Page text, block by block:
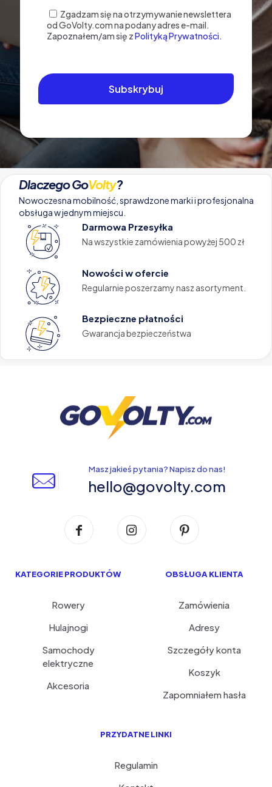
Zgadzam się na otrzymywanie newslettera
od GoVolty.com na podany adres e-mail.
Zapoznałem/am się zPolityką Prywatności.
Dlaczego GoVolty?
Nowoczesna mobilność, sprawdzone marki i profesjonalna
obsługa w jednym miejscu.
Darmowa Przesyłka
Na wszystkie zamówienia powyżej 500 zł
Nowości w ofercie
Regularnie poszerzamy nasz asortyment.
Bezpieczne płatności
Gwarancja bezpieczeństwa
Masz jakieś pytania? Napisz do nas!
hello@govolty.com
KATEGORIE PRODUKTÓW
Rowery
Hulajnogi
Samochody
elektryczne
Akcesoria
OBSŁUGA KLIENTA
Zamówienia
Adresy
Szczegóły konta
Koszyk
Zapomniałem hasła
PRZYDATNE LINKI
Regulamin